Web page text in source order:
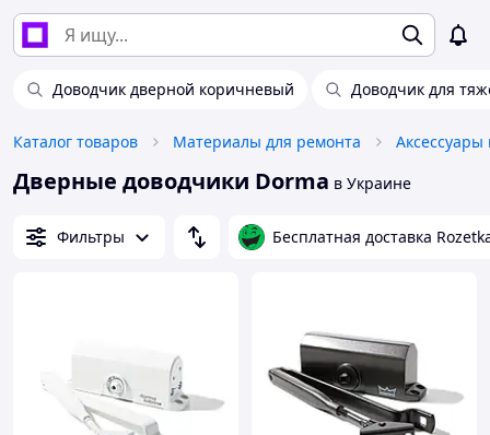
Доводчик дверной коричневый Доводчик для
Каталог товаров Материалы для ремонта
Дверные доводчики Dorma в Украине
Фильтры Бесплатная доставка